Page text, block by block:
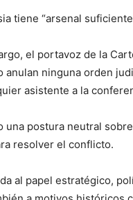
tiene “arsenal
el portavoz de la
anulan ninguna orden
asistente a la
una postura neutral
resolver el conflicto.
al papel estratégico,